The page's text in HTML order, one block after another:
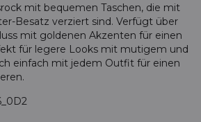
mit bequemen Taschen, die mit
Besatz verziert sind. Verfügt über
mit goldenen Akzenten für einen
für legere Looks mit mutigem und
einfach mit jedem Outfit für einen